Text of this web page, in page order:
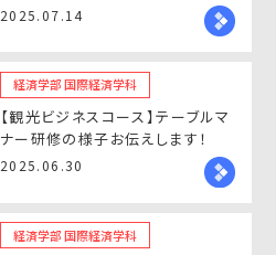
2025.07.14
経済学部 国際経済学科
【観光ビジネスコース】テーブルマ
ナー研修の様子お伝えします！
2025.06.30
経済学部 国際経済学科